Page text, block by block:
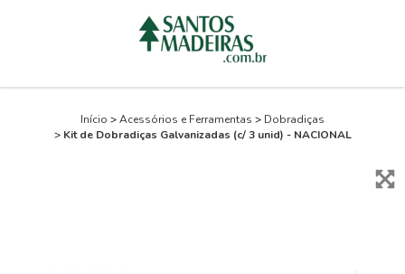
Início >Acessórios e Ferramentas > Dobradiças
> Kit de Dobradiças Galvanizadas (c/ 3 unid) - NACIONAL